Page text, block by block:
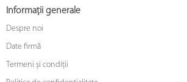
Informații generale
Despre noi
Date firmă
Termeni și condiții